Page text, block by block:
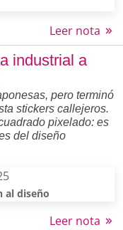
Leer nota
industrial a
pero terminó
stickers callejeros.
pixelado: es
del diseño
al diseño
Leer nota